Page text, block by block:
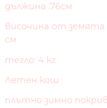
дължина :76см
височина от земята
см
тегло: 4 кг
Летен кош :
плътно зимно